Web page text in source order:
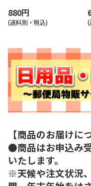
880円
(送料別・税込) (
【商品のお届けに
●商品はお申込み
いたします。
※天候や注文状況